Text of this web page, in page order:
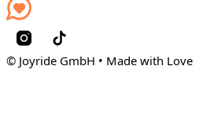
© Joyride GmbH • Made with Love